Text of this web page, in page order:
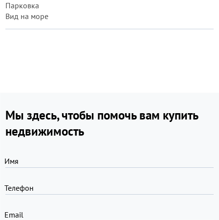
Парковка
Вид на море
Мы здесь, чтобы помочь вам купить
недвижимость
Имя
Телефон
Email